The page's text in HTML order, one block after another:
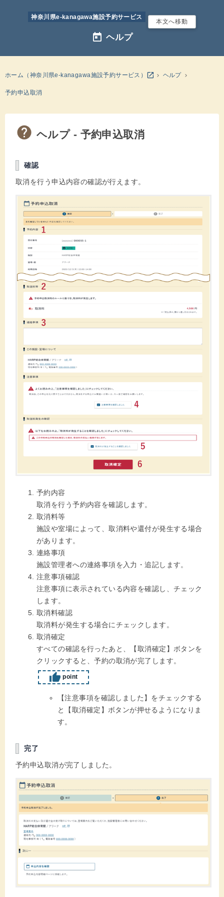
神奈川県e-kanagawa施設予約サービス
本文へ移動
today ヘルプ
ホーム（神奈川県e-kanagawa施設予約サービス） open_in_new ヘルプ
予約申込取消
ヘルプ - 予約申込取消
確認
取消を行う申込内容の確認が行えます。
予約内容
取消を行う予約内容を確認します。
取消料等
施設や室場によって、取消料や還付が発生する場合
があります。
連絡事項
施設管理者への連絡事項を入力・追記します。
注意事項確認
注意事項に表示されている内容を確認し、チェック
します。
取消料確認
取消料が発生する場合にチェックします。
取消確定
すべての確認を行ったあと、【取消確定】ボタンを
クリックすると、予約の取消が完了します。
point
【注意事項を確認しました】をチェックする
と【取消確定】ボタンが押せるようになりま
す。
完了
予約申込取消が完了しました。